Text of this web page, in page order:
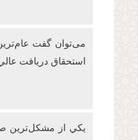
می‌توان گفت
استحقاق دريافت
يکي از مشکل‌ترين